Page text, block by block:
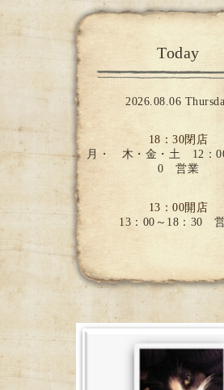
Today
2026.08.06
18：30閉店
月・ 木・金・土 12：
0 営業
13：00開店
13：00～18：30